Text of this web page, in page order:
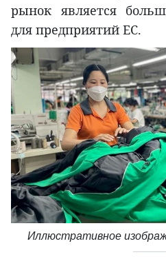
рынок является
для предприятий ЕС.
Иллюстративное